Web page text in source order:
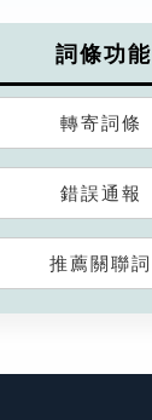
詞條功能
轉寄詞條
錯誤通報
推薦關聯詞